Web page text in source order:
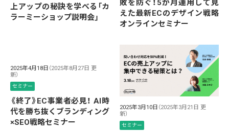
上アップの秘訣を学べる「カ
ラーミーショップ説明会」
敗を防ぐ！5か月運用して見
えた最新ECのデザイン戦略
オンラインセミナー
2025年4月18日 （2025年8月27日 更
新）
セミナー
《終了》EC事業者必見！ AI時
代を勝ち抜くブランディング
×SEO戦略セミナー
2025年3月10日 （2025年3月21日 更
新）
セミナー